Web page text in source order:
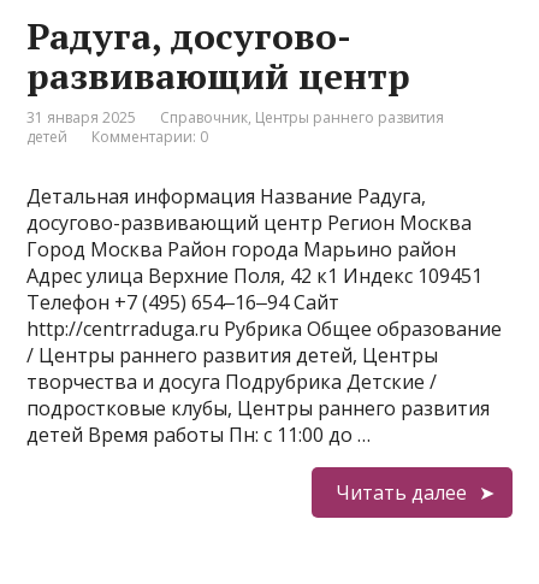
Радуга, досугово-
развивающий центр
31 января 2025 Справочник, Центры раннего развития
детей
Комментарии: 0
Детальная информация Название Радуга,
досугово-развивающий центр Регион Москва
Город Москва Район города Марьино район
Адрес улица Верхние Поля, 42 к1 Индекс 109451
Телефон +7 (495) 654‒16‒94 Сайт
http://centrraduga.ru Рубрика Общее образование
/ Центры раннего развития детей, Центры
творчества и досуга Подрубрика Детские /
подростковые клубы, Центры раннего развития
детей Время работы Пн: с 11:00 до …
Читать далее